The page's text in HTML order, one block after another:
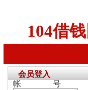
104借
会员登入
帐号